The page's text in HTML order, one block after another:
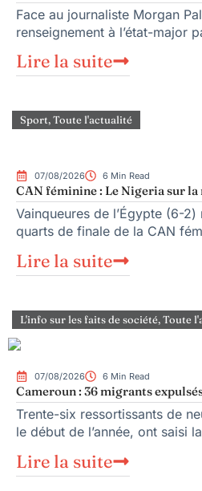
Face au journaliste Morgan
renseignement à l’état-major
Lire la suite
Sport,Toute l'actualité
07/08/2026 6 Min Read
CAN féminine : Le Nigeria sur
Vainqueures de l’Égypte (6-
quarts de finale de la CAN
Lire la suite
L'info sur les faits de société,Toute
07/08/2026 6 Min Read
Cameroun : 36 migrants
Trente-six ressortissants de
le début de l’année, ont saisi
Lire la suite